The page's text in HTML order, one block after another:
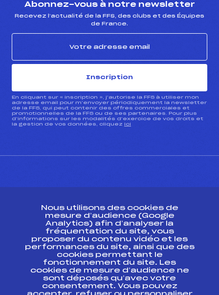
Abonnez-vous à notre newsletter
Recevez l’actualité de la FFS, des clubs et des Équipes
de France.
Inscription
En cliquant sur « inscription », j’autorise la FFS à utiliser mon
adresse email pour m’envoyer périodiquement la newsletter
de la FFS, qui peut contenir des offres commerciales et
promotionnelles de la FFS ou de ses partenaires. Pour plus
d’informations sur les modalités d’exercice de vos droits et
la gestion de vos données, cliquez ici
ESPACE PRESSE
Ressources
Pass’Neige
Projet sportif fédéral
Projet de performance fédéral
Antidopage
Pôle Développement, Formation, Suivi
Nous utilisons des cookies de
mesure d’audience (Google
Analytics) afin d’analyser la
fréquentation du site, vous
proposer du contenu vidéo et les
performances du site, ainsi que des
cookies permettant le
fonctionnement du site. Les
cookies de mesure d’audience ne
sont déposés qu’avec votre
consentement. Vous pouvez